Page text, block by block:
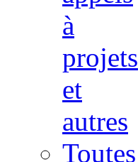
à
projets
et
autres
Toutes